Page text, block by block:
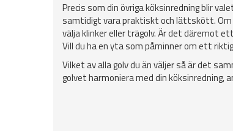
Precis som din övriga köksinredning blir
samtidigt vara praktiskt och lättskött. Om
välja klinker eller trägolv. Är det däremot
Vill du ha en yta som påminner om ett
Vilket av alla golv du än väljer så är det
golvet harmoniera med din